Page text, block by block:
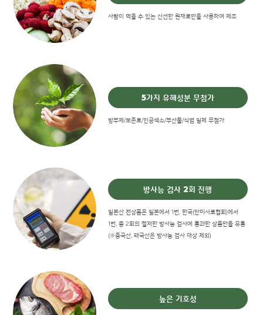
사람이 먹을 수 있는 신선한 원재료만을 사용하여 제조
5가지 유해성분 무첨가
방부제/보존료/인공색소/부산물/식염 일체 무첨가
방사능 검사 2회 진행
일본산 전상품은 일본에서 1번, 한국(단미사료협회)에서
1번, 총 2회의 철저한 방사능 검사에 통과한 상품만을 유통
(※중국산, 태국산은 방사능 검사 대상 제외)
높은 기호성